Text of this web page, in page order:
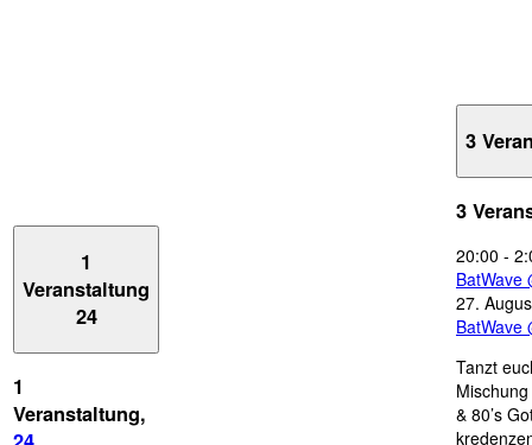
1
Veranstaltung
24
1
Veranstaltung,
3
3
20:00 -
BatWave
27.
BatWave
Tanzt
& 80’s